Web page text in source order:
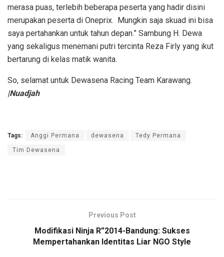
merasa puas, terlebih beberapa peserta yang hadir disini
merupakan peserta di Oneprix. Mungkin saja skuad ini bisa
saya pertahankan untuk tahun depan.” Sambung H. Dewa
yang sekaligus menemani putri tercinta Reza Firly yang ikut
bertarung di kelas matik wanita.
So, selamat untuk Dewasena Racing Team Karawang.
|Nuadjah
Tags: Anggi Permana dewasena Tedy Permana
Tim Dewasena
Previous Post
Modifikasi Ninja R”2014-Bandung: Sukses
Mempertahankan Identitas Liar NGO Style